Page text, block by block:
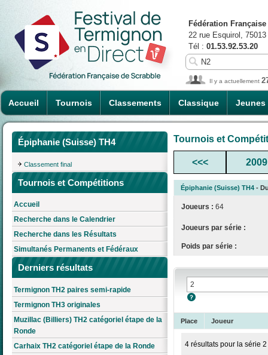
Accueil Tournois Classements Classique Jeunes
Fédération
22 rue Esquirol,
Tél : 01.53.92.53.20
Il y a actuellement
Épiphanie (Suisse) TH4
Classement final
Tournois et Compétitions
Accueil
Recherche dans le Calendrier
Recherche dans les Résultats
Simultanés Permanents et Fédéraux
Derniers résultats
Termignon TH2 paires semi-rapide
Termignon TH3 originales
Muzillac (Billiers) TH2 catégoriel étape de la
Ronde
Carhaix TH2 catégoriel étape de la Ronde
Tournois et
<<< 2009
Épiphanie (Suisse) TH4 -
Joueurs : 64
Joueurs par série :
Poids par série :
Place Joueur
4 résultats pour la série 2